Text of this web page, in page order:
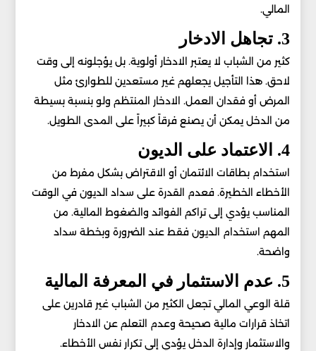
المالي.
3. تجاهل الادخار
كثير من الشباب لا يعتبر الادخار أولوية. بل يؤجلونه إلى وقت
لاحق. هذا التأجيل يجعلهم غير مستعدين للطوارئ مثل
المرض أو فقدان العمل. الادخار المنتظم ولو بنسبة بسيطة
من الدخل يمكن أن يصنع فرقاً كبيراً على المدى الطويل.
4. الاعتماد على الديون
استخدام بطاقات الائتمان أو الاقتراض بشكل مفرط من
الأخطاء الخطيرة. فعدم القدرة على سداد الديون في الوقت
المناسب يؤدي إلى تراكم الفوائد والضغوط المالية. من
المهم استخدام الديون فقط عند الضرورة وبخطة سداد
واضحة.
5. عدم الاستثمار في المعرفة المالية
قلة الوعي المالي تجعل الكثير من الشباب غير قادرين على
اتخاذ قرارات مالية صحيحة وعدم التعلم عن الادخار
والاستثمار وإدارة الدخل يؤدي إلى تكرار نفس الأخطاء.